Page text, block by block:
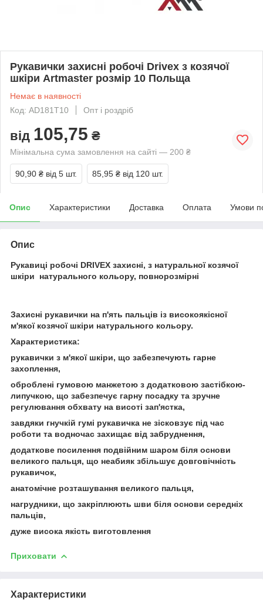
Рукавички захисні робочі Drivex з козячої
шкіри Artmaster розмір 10 Польща
Немає в наявності
Код: AD181T10
Опт і роздріб
від 105,75 ₴
Мінімальна сума замовлення на сайті — 200 ₴
90,90 ₴ від 5 шт. 85,95 ₴ від 120 шт.
Опис Характеристики Доставка Оплата Умови
Опис
Рукавиці робочі DRIVEX захисні, з натуральної козячої
шкіри натурального кольору, повнорозмірні
Захисні рукавички на п'ять пальців із високоякісної
м'якої козячої шкіри натурального кольору.
Характеристика:
рукавички з м'якої шкіри, що забезпечують гарне
захоплення,
оброблені гумовою манжетою з додатковою застібкою-
липучкою, що забезпечує гарну посадку та зручне
регулювання обхвату на висоті зап'ястка,
завдяки гнучкій гумі рукавичка не зісковзує під час
роботи та водночас захищає від забруднення,
додаткове посилення подвійним шаром біля основи
великого пальця, що неабияк збільшує довговічність
рукавичок,
анатомічне розташування великого пальця,
нагрудники, що закріплюють шви біля основи середніх
пальців,
дуже висока якість виготовлення
Приховати
Характеристики